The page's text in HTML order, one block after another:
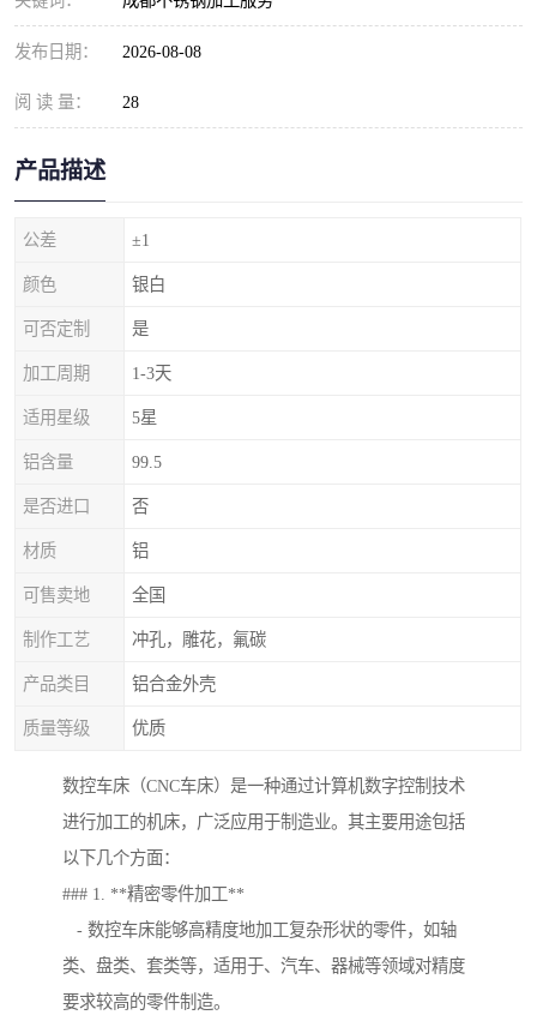
发布日期： 2026-08-08
阅 读 量： 28
产品描述
公差 ±1
颜色 银白
可否定制 是
加工周期 1-3天
适用星级 5星
铝含量 99.5
是否进口 否
材质 铝
可售卖地 全国
制作工艺 冲孔，雕花，氟碳
产品类目 铝合金外壳
质量等级 优质
数控车床（CNC车床）是一种通过计算机数字控制技术
进行加工的机床，广泛应用于制造业。其主要用途包括
以下几个方面：
### 1. **精密零件加工**
- 数控车床能够高精度地加工复杂形状的零件，如轴
类、盘类、套类等，适用于、汽车、器械等领域对精度
要求较高的零件制造。